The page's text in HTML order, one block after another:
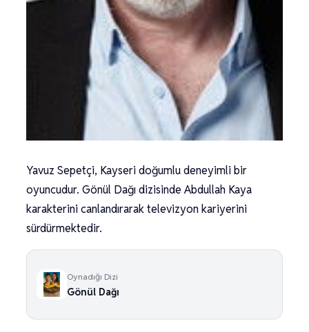
Yavuz Sepetçi, Kayseri doğumlu deneyimli bir
oyuncudur. Gönül Dağı dizisinde Abdullah Kaya
karakterini canlandırarak televizyon kariyerini
sürdürmektedir.
Oynadığı Dizi
Gönül Dağı